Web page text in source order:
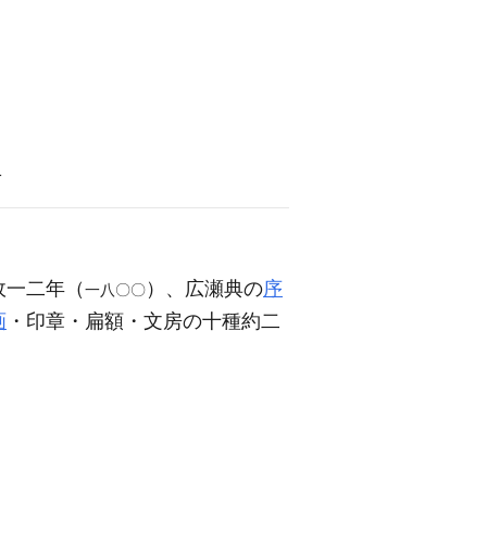
一二年（一八〇〇）、広瀬典の序
・印章・扁額・文房の十種約二